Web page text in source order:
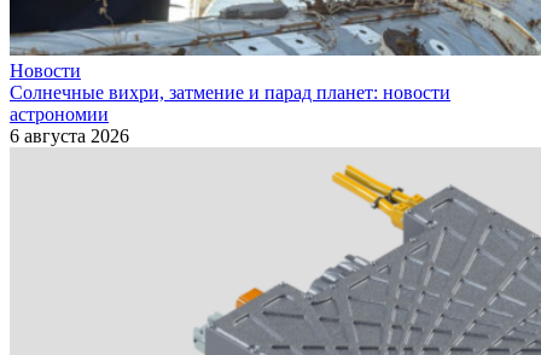
Новости
Солнечные вихри, затмение и парад планет: новости
астрономии
6 августа 2026